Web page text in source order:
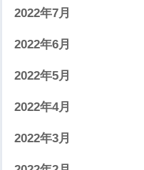
2022年7月
2022年6月
2022年5月
2022年4月
2022年3月